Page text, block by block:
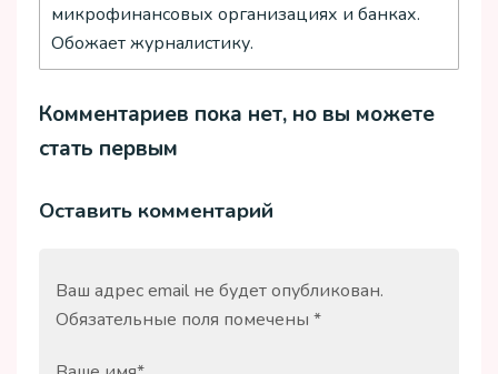
микрофинансовых организациях и банках.
Обожает журналистику.
Комментариев пока нет, но вы можете
стать первым
Оставить комментарий
Ваш адрес email не будет опубликован.
Обязательные поля помечены *